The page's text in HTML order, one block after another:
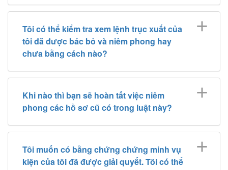
Tôi có thể kiểm tra xem lệnh trục xuất của
tôi đã được bác bỏ và niêm phong hay
chưa bằng cách nào?
Khi nào thì bạn sẽ hoàn tất việc niêm
phong các hồ sơ cũ có trong luật này?
Tôi muốn có bằng chứng chứng minh vụ
kiện của tôi đã được giải quyết. Tôi có thể